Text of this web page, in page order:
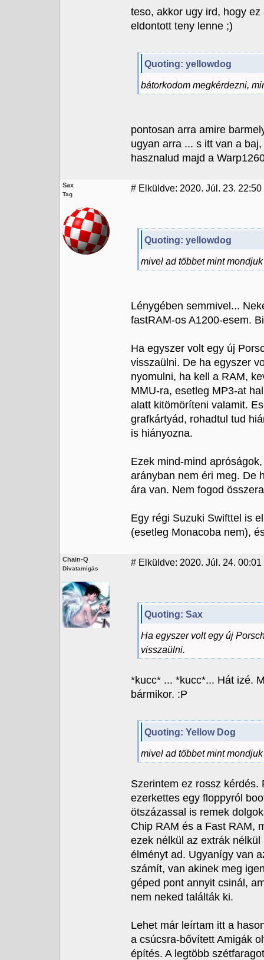
teso, akkor ugy ird, hogy
eldontott teny lenne ;)
Quoting: yellowdog
bátorkodom megkérdezni,
pontosan arra amire
ugyan arra ... s itt van a
hasznalud majd a
Sax
Tag
# Elküldve: 2020. Júl. 23. 22:50
Quoting: yellowdog
mivel ad többet mint
Lénygében semmivel...
fastRAM-os A1200-esem.
Ha egyszer volt egy új
visszaülni. De ha egyszer
nyomulni, ha kell a RAM,
MMU-ra, esetleg MP3-at
alatt kitömöríteni valamit.
grafkártyád, rohadtul tud
is hiányozna.
Ezek mind-mind
arányban nem éri meg. De
ára van. Nem fogod
Egy régi Suzuki Swifttel is
(esetleg Monacoba nem),
Chain-Q
Divatamigás
# Elküldve: 2020. Júl. 24.
Quoting: Sax
Ha egyszer volt egy új
visszaülni.
*kucc* ... *kucc*... Hát izé.
bármikor. :P
Quoting: Yellow Dog
mivel ad többet mint
Szerintem ez rossz
ezerkettes egy floppyról
ötszázassal is remek
Chip RAM és a Fast RAM,
ezek nélkül az extrák
élményt ad. Ugyanígy van
számít, van akinek meg
géped pont annyit csinál,
nem neked találták ki.
Lehet már leírtam itt a
a csúcsra-bővített Amigák
építés. A legtöbb